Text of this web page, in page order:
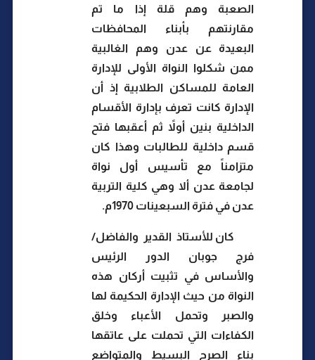
الصعبة وهم قلة إذا ما تم
مقارنتهم بأبناء المحافظات
البعيدة عن عدن وهم الغالبية
ممن شكلوا النواة الأولى للإدارة
العامة للمساكن الطلابية إذ أن
الإدارة كانت تعرف بإدارة الأقسام
الداخلية بنين أولاً ثم أعقبها فتح
قسم داخلية للطالبات وهذا كان
متزامناً مع تأسيس أول نواة
لجامعة عدن ألا وهي كلية التربية
عدن في فترة السبعينات 1970م.
كان للأستاذ القدير والفاضل/
فرج جوبان الدور الرئيس
والأساس في تثبيت أركان هذه
النواة من حيث الإدارة الحكيمة لها
والصبر وتحمل الأعباء وخلق
الكفاءات التي تحملت على عاتقها
بناء الصرح البسيط والمتواضع